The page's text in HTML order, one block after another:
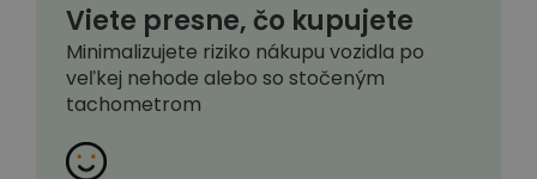
Viete presne, čo kupujete
Minimalizujete riziko nákupu vozidla po
veľkej nehode alebo so stočeným
tachometrom